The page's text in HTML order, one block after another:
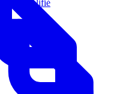
qualifié